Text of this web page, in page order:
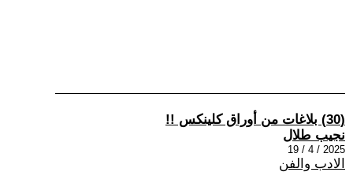
(30) بلاغات من أوراق كلينكس !!
نجيب طلال
2025 / 4 / 19
الادب والفن